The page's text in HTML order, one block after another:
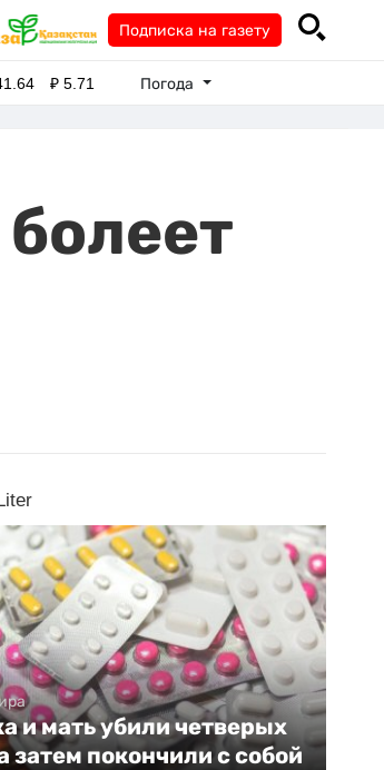
Подписка на газету
₽5.71 Погода
и мать убили четверых
затем покончили с собой